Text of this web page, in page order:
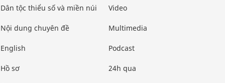
Dân tộc thiểu số và miền núi
Nội dung chuyên đề
English
Hồ sơ
Video
Multimedia
Podcast
24h qua